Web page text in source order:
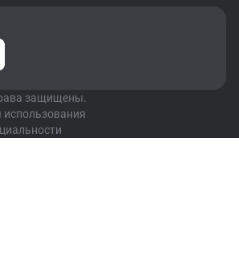
защищены.
использования